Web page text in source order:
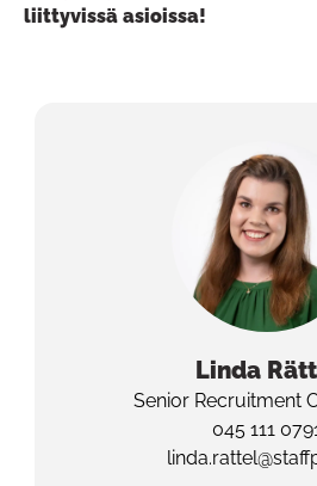
liittyvissä asioissa!
Linda
Senior Recruitment
045 111